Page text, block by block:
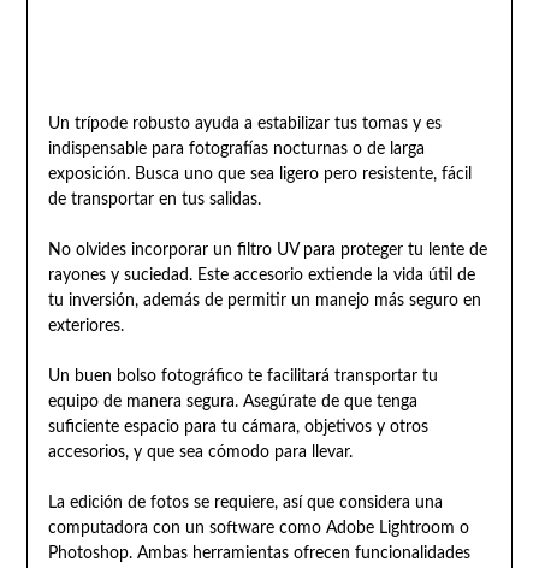
Un trípode robusto ayuda a estabilizar tus tomas y es
indispensable para fotografías nocturnas o de larga
exposición. Busca uno que sea ligero pero resistente, fácil
de transportar en tus salidas.
No olvides incorporar un filtro UV para proteger tu lente de
rayones y suciedad. Este accesorio extiende la vida útil de
tu inversión, además de permitir un manejo más seguro en
exteriores.
Un buen bolso fotográfico te facilitará transportar tu
equipo de manera segura. Asegúrate de que tenga
suficiente espacio para tu cámara, objetivos y otros
accesorios, y que sea cómodo para llevar.
La edición de fotos se requiere, así que considera una
computadora con un software como Adobe Lightroom o
Photoshop. Ambas herramientas ofrecen funcionalidades